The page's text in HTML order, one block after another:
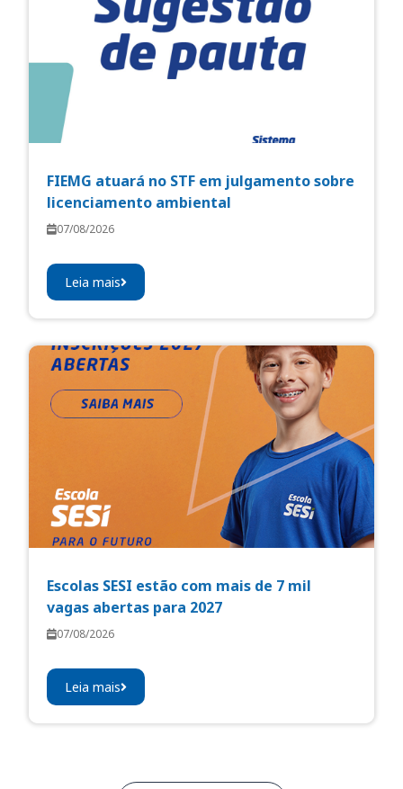
FIEMG atuará no STF em julgamento sobre
licenciamento ambiental
07/08/2026
Leia mais
Escolas SESI estão com mais de 7 mil
vagas abertas para 2027
07/08/2026
Leia mais